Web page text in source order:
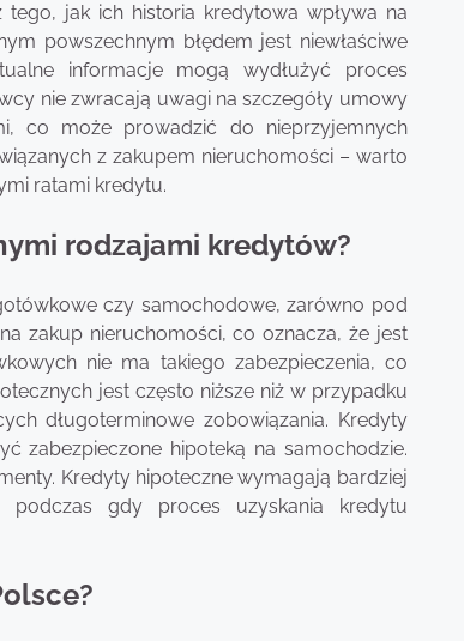
jak ich historia kredytowa wpływa na
powszechnym błędem jest niewłaściwe
informacje mogą wydłużyć proces
nie zwracają uwagi na szczegóły umowy
co może prowadzić do nieprzyjemnych
z zakupem nieruchomości – warto
ratami kredytu.
rodzajami kredytów?
czy samochodowe, zarówno pod
zakup nieruchomości, co oznacza, że jest
nie ma takiego zabezpieczenia, co
jest często niższe niż w przypadku
długoterminowe zobowiązania. Kredyty
zabezpieczone hipoteką na samochodzie.
Kredyty hipoteczne wymagają bardziej
podczas gdy proces uzyskania kredytu